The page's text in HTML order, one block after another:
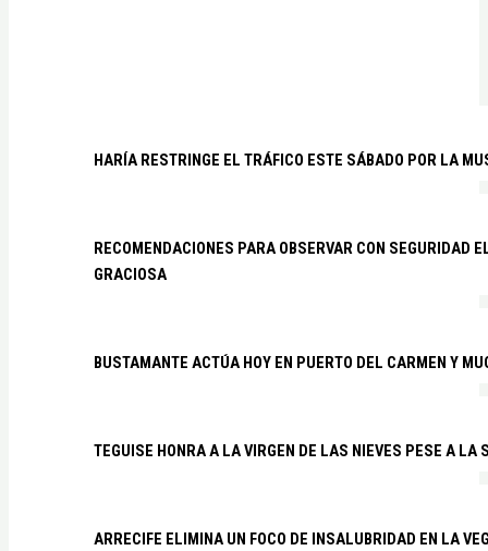
HARÍA RESTRINGE EL TRÁFICO ESTE SÁBADO POR LA
RECOMENDACIONES PARA OBSERVAR CON SEGURIDAD
GRACIOSA
BUSTAMANTE ACTÚA HOY EN PUERTO DEL CARMEN Y
TEGUISE HONRA A LA VIRGEN DE LAS NIEVES PESE A LA
ARRECIFE ELIMINA UN FOCO DE INSALUBRIDAD EN LA